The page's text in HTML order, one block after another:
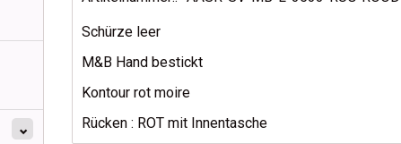
Schürze leer
M&B Hand bestickt
Kontour rot moire
Rücken : ROT mit Innentasche